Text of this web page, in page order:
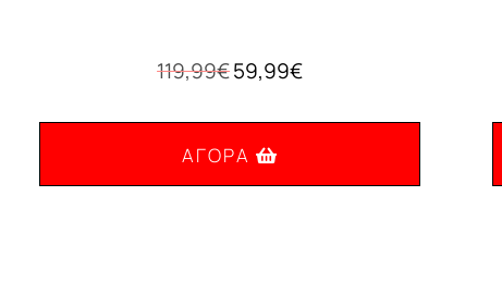
119,99€Original
was:
119,99€.
59,99€Η
τιμή
ΑΓΟΡΆ